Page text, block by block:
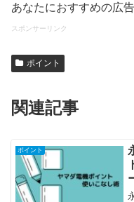
あなたにおすすめの広告
スポンサーリンク
ポイント
関連記事
ポイント